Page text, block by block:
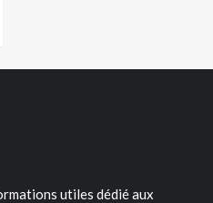
utiles dédié aux